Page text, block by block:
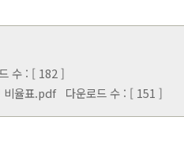
수 : [ 182 ]
비율표.pdf다운로드 수 : [ 151 ]